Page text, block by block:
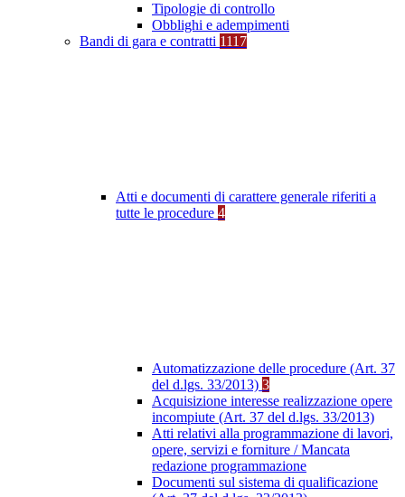
Tipologie di controllo
Obblighi e adempimenti
Bandi di gara e contratti 1117
Atti e documenti di carattere generale riferiti a
tutte le procedure 4
Automatizzazione delle procedure (Art. 37
del d.lgs. 33/2013) 3
Acquisizione interesse realizzazione opere
incompiute (Art. 37 del d.lgs. 33/2013)
Atti relativi alla programmazione di lavori,
opere, servizi e forniture / Mancata
redazione programmazione
Documenti sul sistema di qualificazione